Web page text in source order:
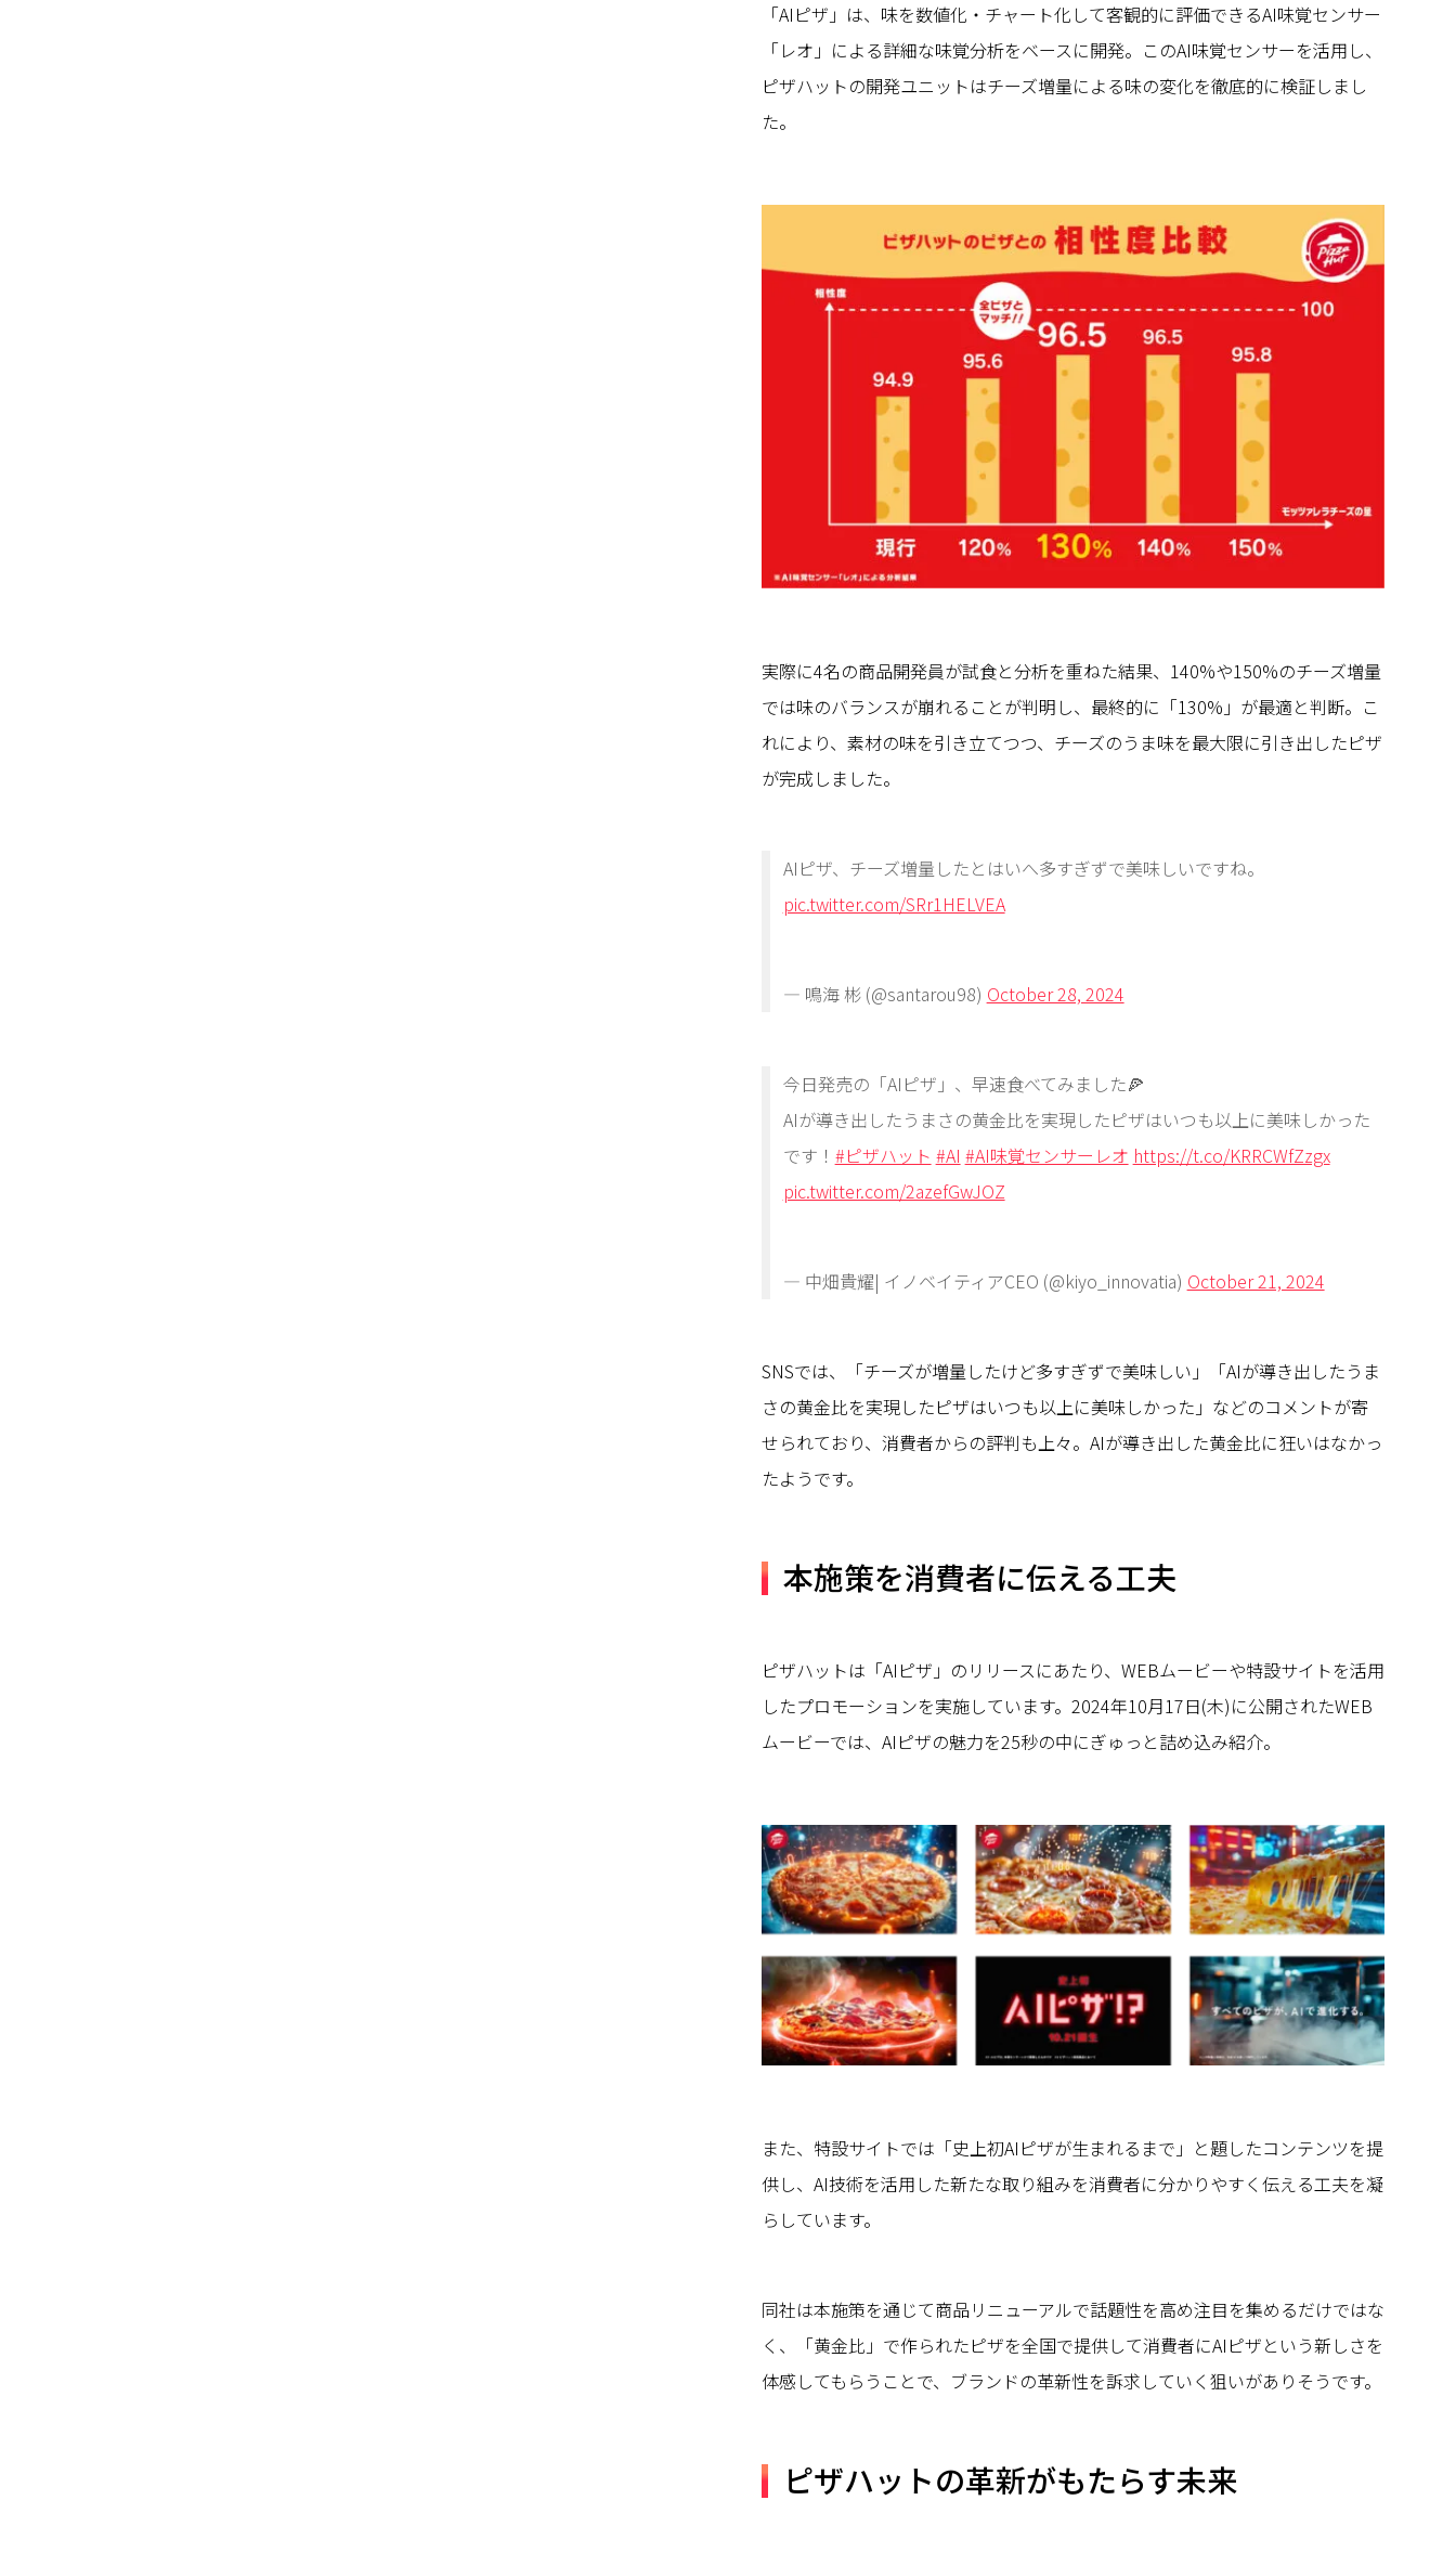
「AIピザ」は、味を数値化・チャート化して客観的に評価できるAI味覚センサー
「レオ」による詳細な味覚分析をベースに開発。このAI味覚センサーを活用し、
ピザハットの開発ユニットはチーズ増量による味の変化を徹底的に検証しまし
た。
実際に4名の商品開発員が試食と分析を重ねた結果、140%や150%のチーズ増量
では味のバランスが崩れることが判明し、最終的に「130%」が最適と判断。こ
れにより、素材の味を引き立てつつ、チーズのうま味を最大限に引き出したピザ
が完成しました。
AIピザ、チーズ増量したとはいへ多すぎずで美味しいですね。
pic.twitter.com/SRr1HELVEA
— 鳴海 彬 (@santarou98) October 28, 2024
今日発売の「AIピザ」、早速食べてみました🍕
AIが導き出したうまさの黄金比を実現したピザはいつも以上に美味しかった
です！ #ピザハット #AI #AI味覚センサーレオ https://t.co/KRRCWfZzgx
pic.twitter.com/2azefGwJOZ
— 中畑貴耀| イノベイティアCEO (@kiyo_innovatia) October 21, 2024
SNSでは、「チーズが増量したけど多すぎずで美味しい」「AIが導き出したうま
さの黄金比を実現したピザはいつも以上に美味しかった」などのコメントが寄
せられており、消費者からの評判も上々。AIが導き出した黄金比に狂いはなかっ
たようです。
本施策を消費者に伝える工夫
ピザハットは「AIピザ」のリリースにあたり、WEBムービーや特設サイトを活用
したプロモーションを実施しています。2024年10月17日(木)に公開されたWEB
ムービーでは、AIピザの魅力を25秒の中にぎゅっと詰め込み紹介。
また、特設サイトでは「史上初AIピザが生まれるまで」と題したコンテンツを提
供し、AI技術を活用した新たな取り組みを消費者に分かりやすく伝える工夫を凝
らしています。
同社は本施策を通じて商品リニューアルで話題性を高め注目を集めるだけではな
く、「黄金比」で作られたピザを全国で提供して消費者にAIピザという新しさを
体感してもらうことで、ブランドの革新性を訴求していく狙いがありそうです。
ピザハットの革新がもたらす未来